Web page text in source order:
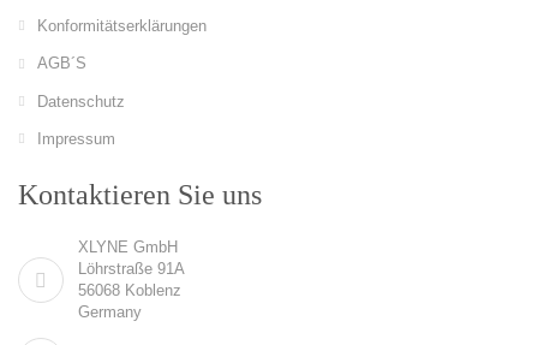
Konformitätserklärungen
AGB´S
Datenschutz
Impressum
Kontaktieren Sie uns
XLYNE GmbH
Löhrstraße 91A
56068 Koblenz
Germany